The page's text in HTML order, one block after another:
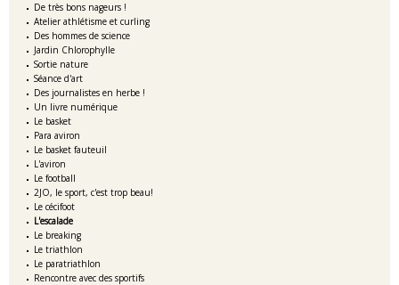
De très bons nageurs !
Atelier athlétisme et curling
Des hommes de science
Jardin Chlorophylle
Sortie nature
Séance d'art
Des journalistes en herbe !
Un livre numérique
Le basket
Para aviron
Le basket fauteuil
L'aviron
Le football
2JO, le sport, c'est trop beau!
Le cécifoot
L'escalade
Le breaking
Le triathlon
Le paratriathlon
Rencontre avec des sportifs